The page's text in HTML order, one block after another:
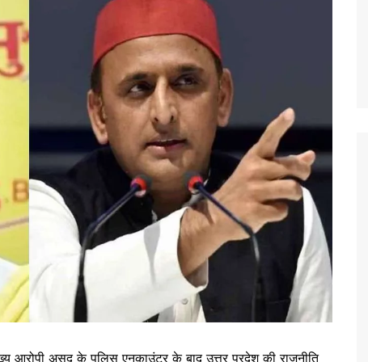
आरोपी असद के पुलिस एनकाउंटर के बाद उत्तर प्रदेश की राजनीति